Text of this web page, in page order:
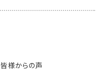
皆様からの声